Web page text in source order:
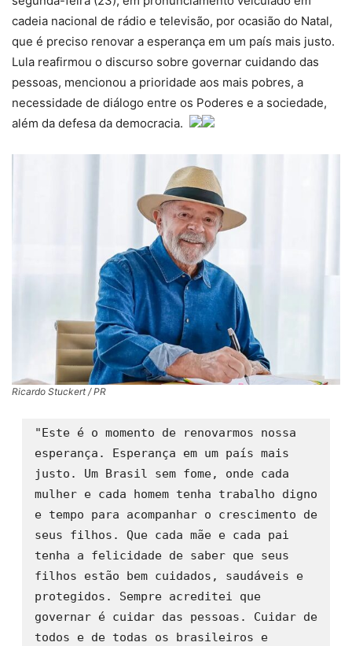
cadeia nacional de rádio e televisão, por ocasião do Natal,
que é preciso renovar a esperança em um país mais justo.
Lula reafirmou o discurso sobre governar cuidando das
pessoas, mencionou a prioridade aos mais pobres, a
necessidade de diálogo entre os Poderes e a sociedade,
além da defesa da democracia.
Ricardo Stuckert / PR
"Este é o momento de renovarmos nossa
esperança. Esperança em um país mais
justo. Um Brasil sem fome, onde cada
mulher e cada homem tenha trabalho digno
e tempo para acompanhar o crescimento de
seus filhos. Que cada mãe e cada pai
tenha a felicidade de saber que seus
filhos estão bem cuidados, saudáveis e
protegidos. Sempre acreditei que
governar é cuidar das pessoas. Cuidar de
todos e de todas os brasileiros e